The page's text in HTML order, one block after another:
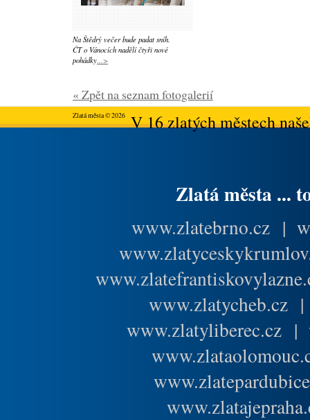
Na Štědrý večer bude padat sníh.
ČT o Vánocích nadělí čtyři nové
pohádky...>
« Zpět na seznam fotogalerií
Zlatá města © 2026V 16 zlatých městech
Zlatá města ...
www.zlatebrno.cz |
www.zlatycheb.cz
www.zlatyliberec.cz |